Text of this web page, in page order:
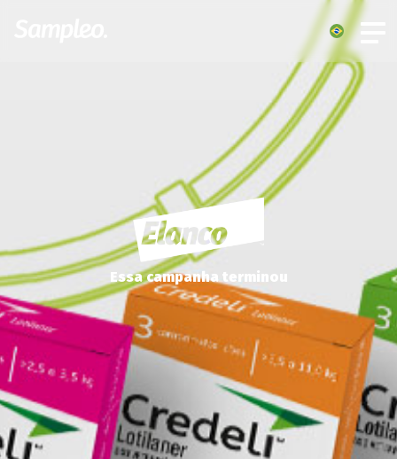
Essa campanha terminou